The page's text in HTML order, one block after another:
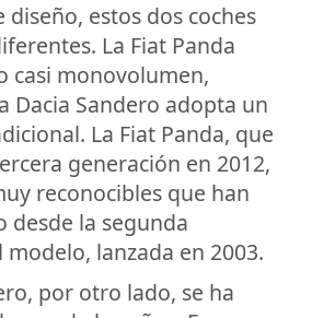
diseño, estos dos coches
La Fiat Panda
casi monovolumen,
Dacia Sandero adopta un
La Fiat Panda, que
generación en 2012,
reconocibles que han
desde la segunda
lanzada en 2003.
por otro lado, se ha